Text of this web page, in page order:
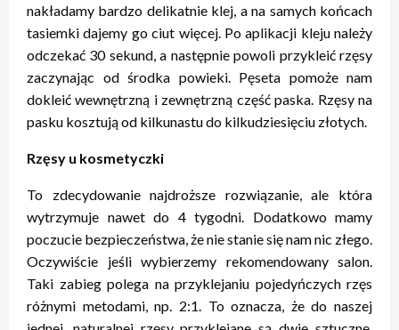
nakładamy bardzo delikatnie klej, a na samych końcach
tasiemki dajemy go ciut więcej. Po aplikacji kleju należy
odczekać 30 sekund, a następnie powoli przykleić rzęsy
zaczynając od środka powieki. Pęseta pomoże nam
dokleić wewnętrzną i zewnętrzną część paska. Rzęsy na
pasku kosztują od kilkunastu do kilkudziesięciu złotych.
Rzęsy u kosmetyczki
To zdecydowanie najdroższe rozwiązanie, ale która
wytrzymuje nawet do 4 tygodni. Dodatkowo mamy
poczucie bezpieczeństwa, że nie stanie się nam nic złego.
Oczywiście jeśli wybierzemy rekomendowany salon.
Taki zabieg polega na przyklejaniu pojedyńczych rzęs
różnymi metodami, np. 2:1. To oznacza, że do naszej